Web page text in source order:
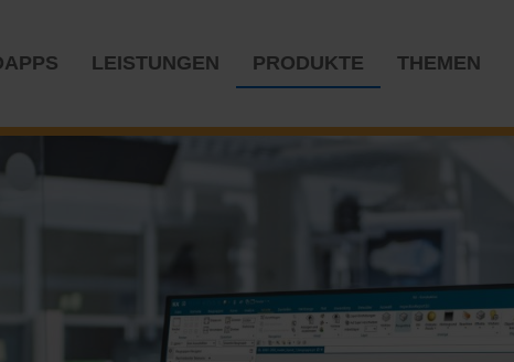
LEISTUNGEN PRODUKTE THEMEN